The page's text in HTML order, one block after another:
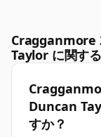
Cragganmore
Taylor に関す
Duncan
すか？